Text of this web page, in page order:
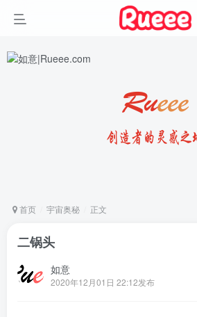
首页 宇宙奥秘 正文
二锅头
如意
2020年12月01日 22:12发布